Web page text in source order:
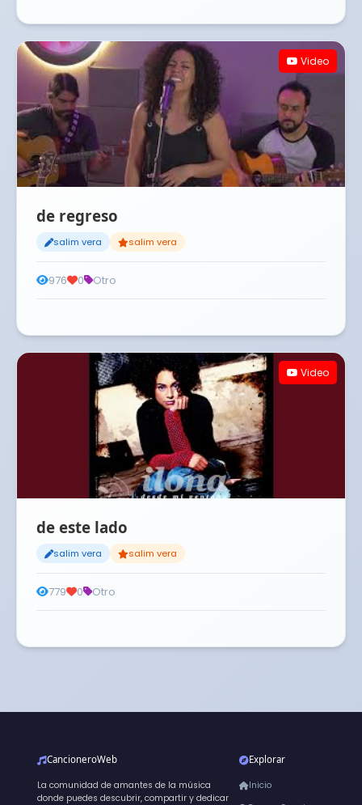
Video
de regreso
salim vera salim vera
976 0 Otro
Video
de este lado
salim vera salim vera
779 0 Otro
CancioneroWeb
La comunidad de amantes de la música
donde puedes descubrir, compartir y dedicar
Explorar
Inicio